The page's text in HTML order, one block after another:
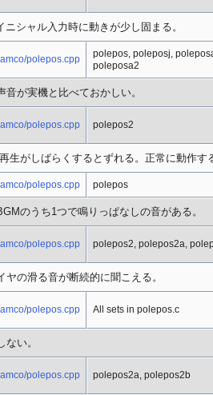
ニシャル入力時に動きが少し固まる。
polepos.cpp
polepos, poleposj,
poleposa2
音が実機と比べておかしい。
polepos.cpp polepos2
生がしばらくするとずれる。正常に動作す
polepos.cpp polepos
のうち1つで鳴りっぱなしの音がある。
polepos.cpp polepos2, polepos2a,
ヤの滑る音が断続的に聞こえる。
polepos.cpp All sets in polepos.c
い。
polepos.cpp polepos2a, polepos2b